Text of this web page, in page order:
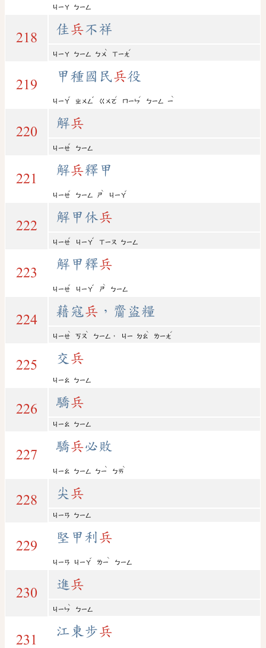
ㄐㄧㄚ ㄅㄧㄥ
218
佳 兵不祥
ㄐㄧㄚ ㄅㄧㄥ ㄅㄨ
ˋ
ㄒㄧㄤ
ˊ
219
甲種國民兵役
ㄐㄧㄚ
ˇ
ㄓㄨㄥ
ˇ
ㄍㄨㄛ
ˊ
ㄇㄧㄣ
ˊ
ㄅㄧㄥ ㄧ
ˋ
220
解兵
ㄐㄧㄝ
ˇ
ㄅㄧㄥ
221
解兵釋甲
ㄐㄧㄝ
ˇ
ㄅㄧㄥ ㄕ
ˋ
ㄐㄧㄚ
ˇ
222
解甲休兵
ㄐㄧㄝ
ˇ
ㄐㄧㄚ
ˇ
ㄒㄧㄡ ㄅㄧㄥ
223
解甲釋兵
ㄐㄧㄝ
ˇ
ㄐㄧㄚ
ˇ
ㄕ
ˋ
ㄅㄧㄥ
224
藉寇兵 ，齎盜糧
ㄐㄧㄝ
ˋ
ㄎㄡ
ˋ
ㄅㄧㄥ ， ㄐㄧ ㄉㄠ
ˋ
ㄌㄧㄤ
ˊ
225 交 兵
ㄐㄧㄠ ㄅㄧㄥ
226 驕兵
ㄐㄧㄠ ㄅㄧㄥ
227
驕兵必敗
ㄐㄧㄠ ㄅㄧㄥ ㄅㄧ
ˋ
ㄅㄞ
ˋ
228 尖 兵
ㄐㄧㄢ ㄅㄧㄥ
229
堅甲利 兵
ㄐㄧㄢ ㄐㄧㄚ
ˇ
ㄌㄧ
ˋ
ㄅㄧㄥ
230
進兵
ㄐㄧㄣ
ˋ
ㄅㄧㄥ
231
江東步兵